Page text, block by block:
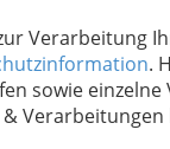
Verarbeitung
.
sowie einzelne
&